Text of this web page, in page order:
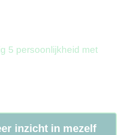
5 persoonlijkheid met
inzicht in mezelf